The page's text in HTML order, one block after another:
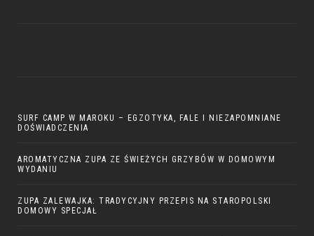
SURF CAMP W MAROKU – EGZOTYKA, FALE I NIEZAPOMNIANE
DOŚWIADCZENIA
AROMATYCZNA ZUPA ZE ŚWIEŻYCH GRZYBÓW W DOMOWYM
WYDANIU
ZUPA ZALEWAJKA: TRADYCYJNY PRZEPIS NA STAROPOLSKI
DOMOWY SPECJAŁ